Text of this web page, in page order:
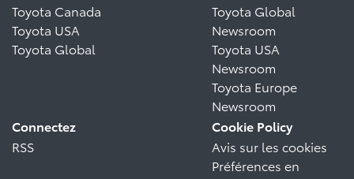
Toyota Canada
Toyota USA
Toyota Global
Toyota Global
Newsroom
Toyota USA
Newsroom
Toyota Europe
Newsroom
Connectez
RSS
Cookie Policy
Avis sur les cookies
Préférences en